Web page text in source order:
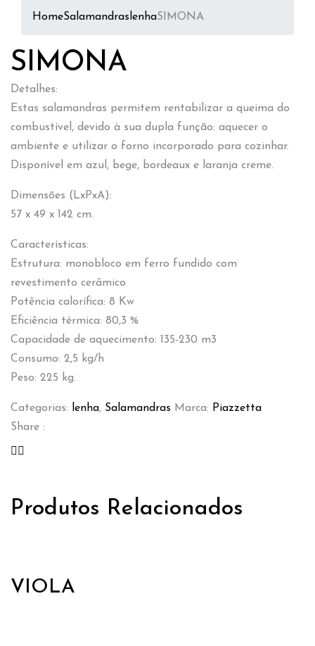
HomeSalamandras lenhaSIMONA
SIMONA
Detalhes:
Estas salamandras permitem rentabilizar a queima do
combustível, devido à sua dupla função: aquecer o
ambiente e utilizar o forno incorporado para cozinhar.
Disponível em azul, bege, bordeaux e laranja creme.
Dimensões (LxPxA):
57 x 49 x 142 cm.
Características:
Estrutura: monobloco em ferro fundido com
revestimento cerâmico
Potência calorífica: 8 Kw
Eficiência térmica: 80,3 %
Capacidade de aquecimento: 135-230 m3
Consumo: 2,5 kg/h
Peso: 225 kg.
Categorias: lenha, Salamandras Marca: Piazzetta
Share :
Produtos Relacionados
VIOLA